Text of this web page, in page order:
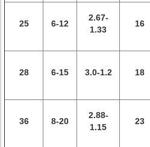
25 6-12
2.67-
1.33
16
28 6-15 3.0-1.2 18
36 8-20
2.88-
1.15
23